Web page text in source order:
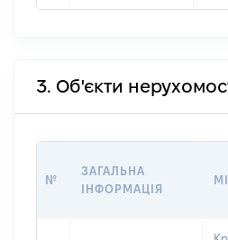
3. Об'єкти
№
ЗАГАЛЬНА
ІНФОРМАЦІЯ